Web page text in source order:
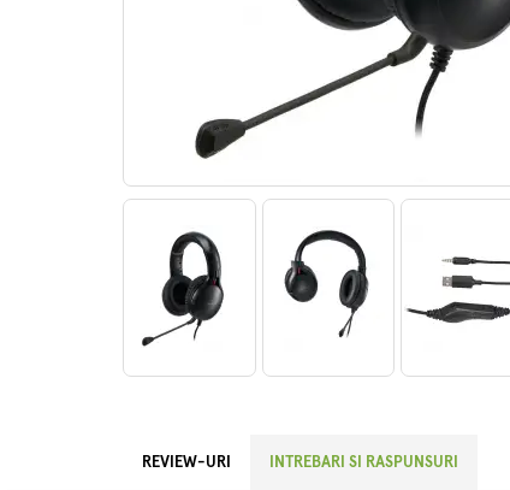
REVIEW-URI INTREBARI SI RASPUNSURI